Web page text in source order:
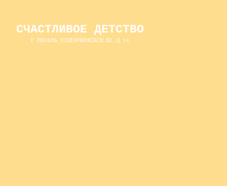
СЧАСТЛИВОЕ ДЕТСТВО
Г. РЯЗАНЬ, ГОЛЕНЧИНСКОЕ Ш., Д. 14